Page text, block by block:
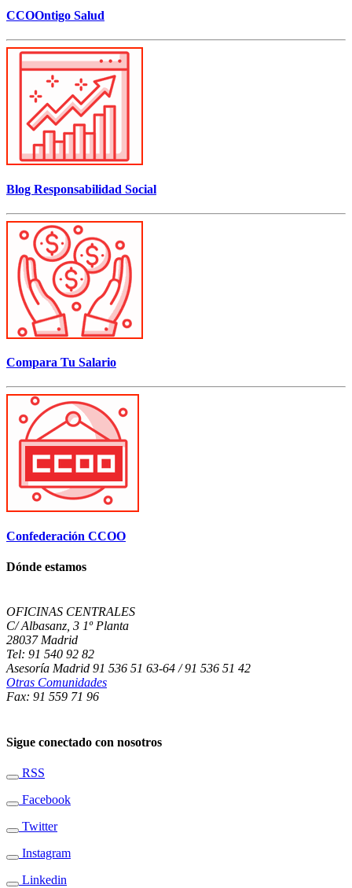
CCOOntigo Salud
Blog Responsabilidad Social
Compara Tu Salario
Confederación CCOO
Dónde estamos
OFICINAS CENTRALES
C/ Albasanz, 3 1º Planta
28037 Madrid
Tel: 91 540 92 82
Asesoría Madrid 91 536 51 63-64 / 91 536 51 42
Otras Comunidades
Fax: 91 559 71 96
Sigue conectado con nosotros
RSS
Facebook
Twitter
Instagram
Linkedin